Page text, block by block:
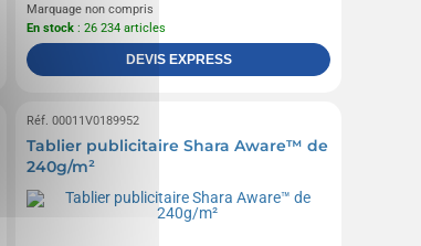
Marquage non compris
En stock : 26 234 articles
DEVIS EXPRESS
Réf. 00011V0189952
Tablier publicitaire Shara Aware™ de
240g/m²